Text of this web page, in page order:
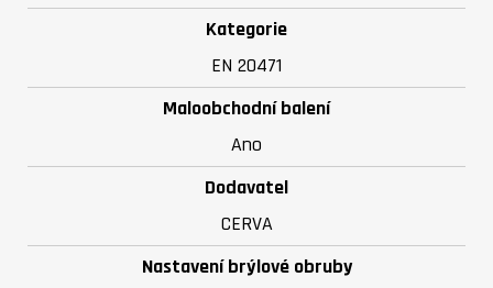
Kategorie
EN 20471
Maloobchodní balení
Ano
Dodavatel
CERVA
Nastavení brýlové obruby